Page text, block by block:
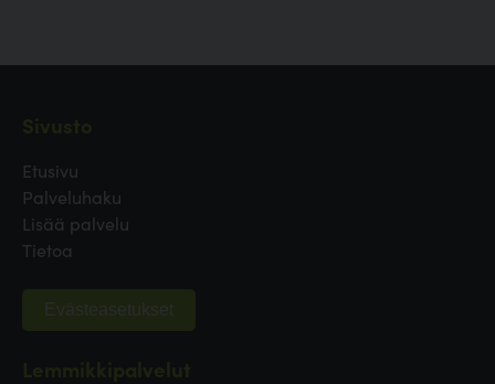
Etusivu
Palveluhaku
Lisää palvelu
Tietoa
Evästeasetukset